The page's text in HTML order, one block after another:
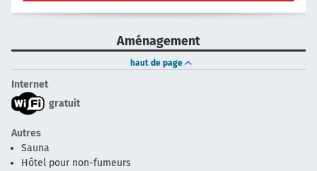
Aménagement
haut de page
Internet
gratuit
Autres
Sauna
Hôtel pour non-fumeurs